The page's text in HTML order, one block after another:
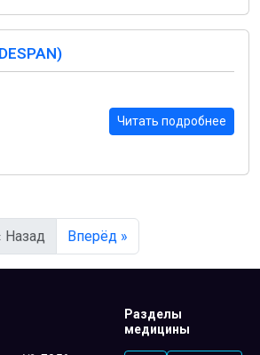
Читать подробнее
Назад Вперёд »
Разделы
медицины